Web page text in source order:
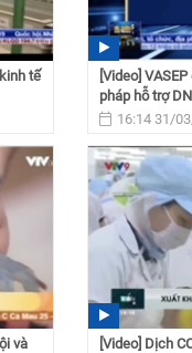
tế
[Video]
pháp hỗ trợ
16:14 31/
và
[Video] Dịch